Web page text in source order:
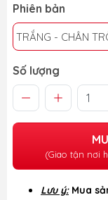
Phiên bản
TRẮNG - CHÂN
Số lượng
(Giao tận nơi
Lưu ý: Mua